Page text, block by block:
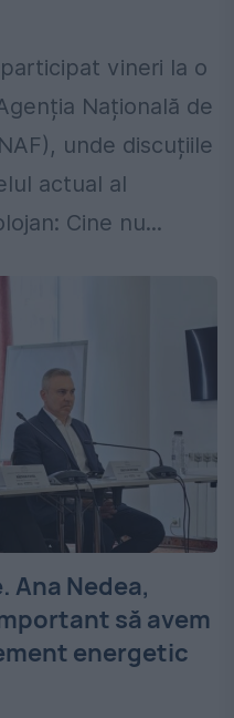
vineri la o
Națională de
unde discuțiile
actual al
Cine nu...
Ana Nedea,
să avem
energetic